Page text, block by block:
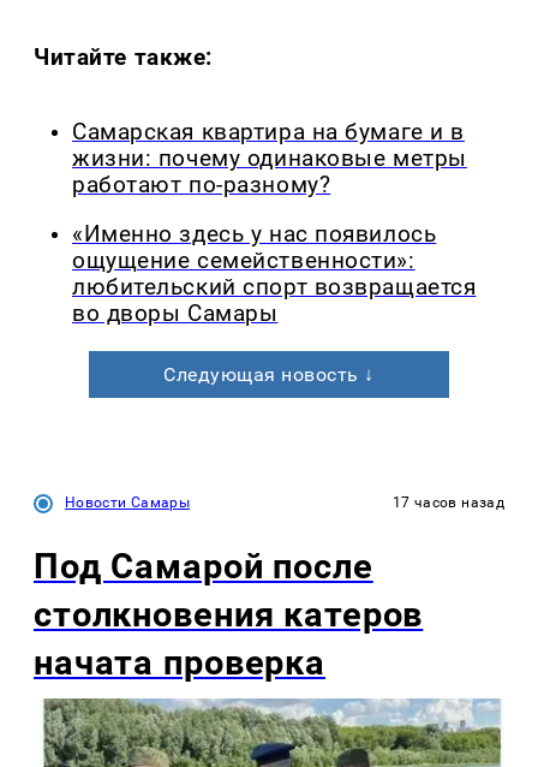
Читайте также:
Самарская квартира на бумаге и в
жизни: почему одинаковые метры
работают по-разному?
«Именно здесь у нас появилось
ощущение семейственности»:
любительский спорт возвращается
во дворы Самары
Следующая новость ↓
Новости Самары 17 часов назад
Под Самарой после
столкновения катеров
начата проверка